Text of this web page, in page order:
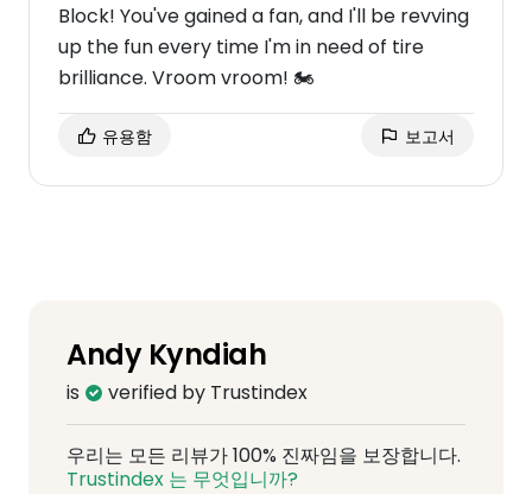
Block! You've gained a fan, and I'll be revving
up the fun every time I'm in need of tire
brilliance. Vroom vroom! 🏍️
유용함 보고서
Andy Kyndiah
is verified by Trustindex
우리는 모든 리뷰가 100% 진짜임을 보장합니다.
Trustindex 는 무엇입니까?